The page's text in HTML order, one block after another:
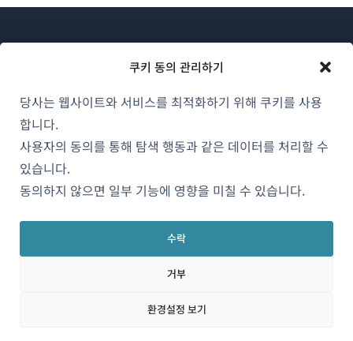
쿠키 동의 관리하기
당사는 웹사이트와 서비스를 최적화하기 위해 쿠키를 사용
합니다.
사용자의 동의를 통해 탐색 행동과 같은 데이터를 처리할 수
있습니다.
동의하지 않으면 일부 기능에 영향을 미칠 수 있습니다.
수락
거부
환경설정 보기
OnTheGoSystems Limited
한국어
WPML 소개
GDPR 및 개인정보 처리방침
창
열
(새
창
서
(새
창
에
서
열
(새
창
서